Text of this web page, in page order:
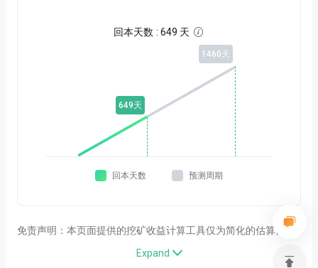
回本天数 : 649 天 
649天
1460天
回本天数 预测周期
免责声明：本页面提供的挖矿收益计算工具仅为简化的估算器，
并未考虑诸多对实际挖矿结果有重大影响的关键变量，包括但不
Expand 